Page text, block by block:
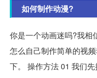
如何制作动漫?
你是一个动画迷吗?我相
怎么自己制作简单的视
下。 操作方法 01 我们